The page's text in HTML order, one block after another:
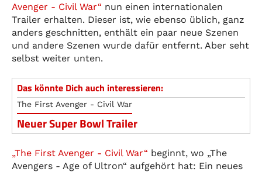
Avenger - Civil War“ nun einen internationalen
Trailer erhalten. Dieser ist, wie ebenso üblich, ganz
anders geschnitten, enthält ein paar neue Szenen
und andere Szenen wurde dafür entfernt. Aber seht
selbst weiter unten.
Das könnte Dich auch interessieren:
The First Avenger - Civil War
Neuer Super Bowl Trailer
„The First Avenger - Civil War“ beginnt, wo „The
Avengers - Age of Ultron“ aufgehört hat: Ein neues